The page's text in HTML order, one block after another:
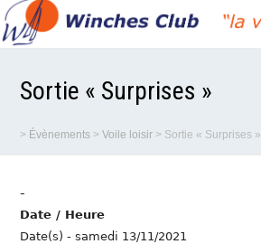
Sortie « Surprises »
> Évènements >Voile loisir > Sortie « Surprises »
-
Date / Heure
Date(s) - samedi 13/11/2021